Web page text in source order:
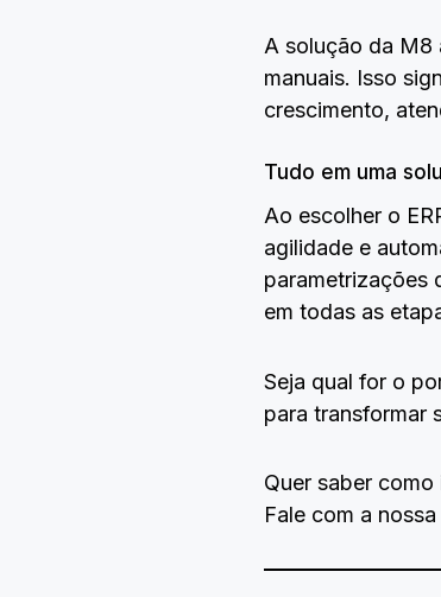
A solução da M8
manuais. Isso
crescimento,
Tudo em uma
Ao escolher o
agilidade e
parametrizações
em todas as
Seja qual for o
para transformar
Quer saber
Fale com a